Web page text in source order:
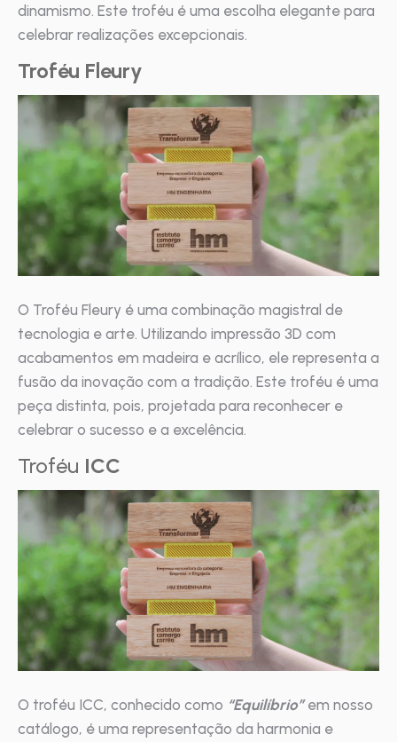
dinamismo. Este troféu é uma escolha elegante para
celebrar realizações excepcionais.
Troféu Fleury
O Troféu Fleury é uma combinação magistral de
tecnologia e arte. Utilizando impressão 3D com
acabamentos em madeira e acrílico, ele representa a
fusão da inovação com a tradição. Este troféu é uma
peça distinta, pois, projetada para reconhecer e
celebrar o sucesso e a excelência.
Troféu ICC
O troféu ICC, conhecido como “Equilíbrio”em nosso
catálogo, é uma representação da harmonia e